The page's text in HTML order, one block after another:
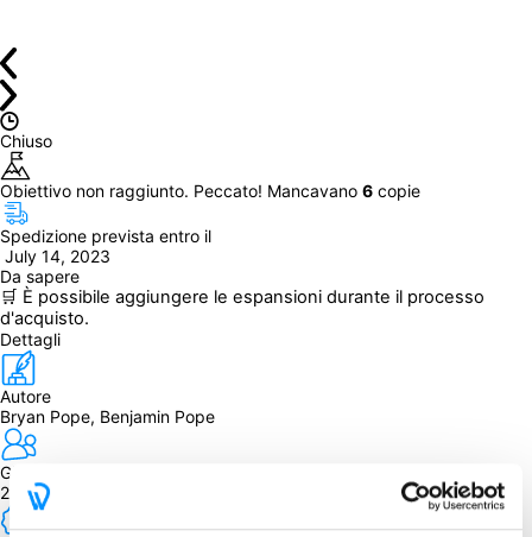
Chiuso
Obiettivo non raggiunto. Peccato! Mancavano 6 copie
Spedizione prevista entro il
July 14, 2023
Da sapere
🛒 È possibile aggiungere le espansioni durante il processo
d'acquisto.
Dettagli
Autore
Bryan Pope, Benjamin Pope
Giocatori
2